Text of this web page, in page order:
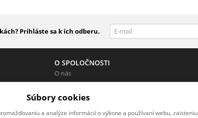
Prihláste sa k ich odberu.
O SPOLOČNOSTI
O nás
Kontakty
Súbory cookies
a analýze informácií o výkone a používaní webu, zaisteniu